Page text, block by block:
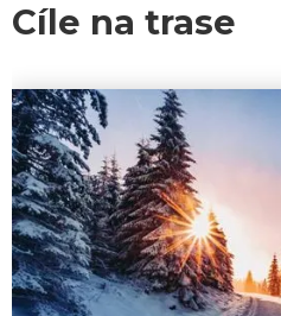
Cíle na trase